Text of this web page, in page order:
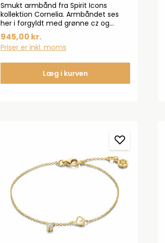
Smukt armbånd fra Spirit Icons
kollektion Cornelia. Armbåndet ses
her i forgyldt med grønne cz og
zirkonia.
945,00 kr.
Priser er inkl. moms
Læg i kurven